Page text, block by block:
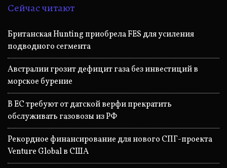
Сейчас читают
Британская Hunting приобрела FES для усиления
подводного сегмента
Австралии грозит дефицит газа без инвестиций в
морское бурение
В ЕС требуют от датской верфи прекратить
обслуживать газовозы из РФ
Рекордное финансирование для нового СПГ-проекта
Venture Global в США